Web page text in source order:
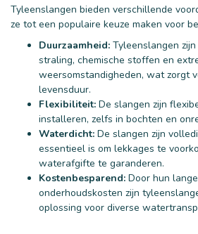
Tyleenslangen bieden verschillende
ze tot een populaire keuze maken voor
Duurzaamheid: Tyleenslangen
straling, chemische stoffen en
weersomstandigheden, wat zorgt
levensduur.
Flexibiliteit: De slangen zijn
installeren, zelfs in bochten en
Waterdicht: De slangen zijn
essentieel is om lekkages te
waterafgifte te garanderen.
Kostenbesparend: Door hun
onderhoudskosten zijn
oplossing voor diverse